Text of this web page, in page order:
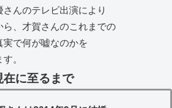
んのテレビ出演により
ら、才賀さんのこれまでの
で何が嘘なのかを
。
に至るまで